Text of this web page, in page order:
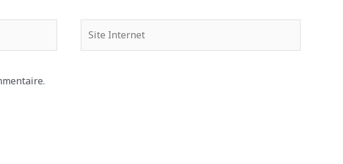
Internet